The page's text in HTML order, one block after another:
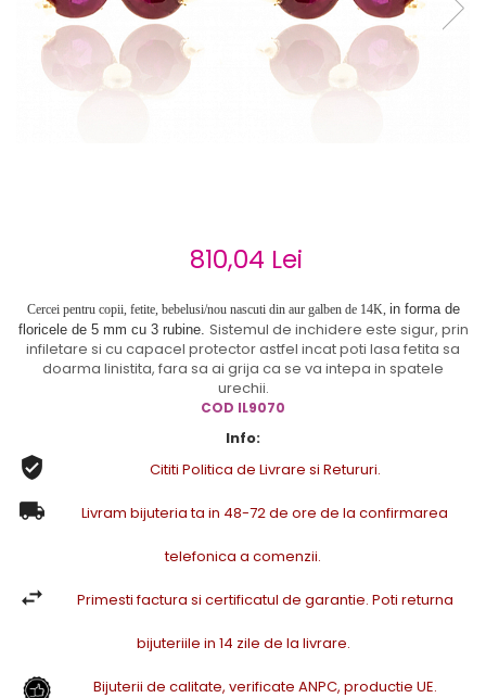
Cercei de aur lungi cu lant
Cercei din aur tortite
Cercei din aur alb
Cercei aur cu surub
810,04 Lei
Cercei pentru copii, fetite, bebelusi/nou nascuti din aur galben de 14K, in forma de
floricele de 5 mm cu 3 rubine. Sistemul de inchidere este sigur, prin
infiletare si cu capacel protector astfel incat poti lasa fetita sa
doarma linistita, fara sa ai grija ca se va intepa in spatele
urechii.
COD IL9070
Info:
Cititi Politica de Livrare si Retururi.
Livram bijuteria ta in 48-72 de ore de la confirmarea
telefonica a comenzii.
Primesti factura si certificatul de garantie. Poti returna
bijuteriile in 14 zile de la livrare.
Bijuterii de calitate, verificate ANPC, productie UE.